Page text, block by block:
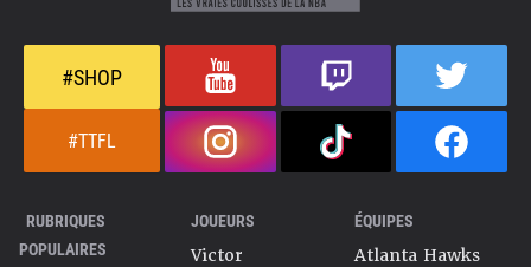
#SHOP
#TTFL
RUBRIQUES
POPULAIRES
JOUEURS
Victor
ÉQUIPES
Atlanta Hawks